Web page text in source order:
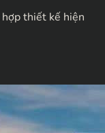
thiết kế hiện